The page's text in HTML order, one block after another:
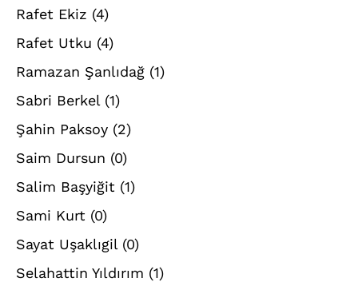
Rafet Ekiz (4)
Rafet Utku (4)
Ramazan Şanlıdağ (1)
Sabri Berkel (1)
Şahin Paksoy (2)
Saim Dursun (0)
Salim Başyiğit (1)
Sami Kurt (0)
Sayat Uşaklıgil (0)
Selahattin Yıldırım (1)